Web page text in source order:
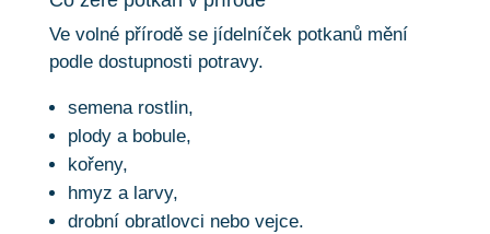
Ve volné přírodě se jídelníček potkanů mění
podle dostupnosti potravy.
semena rostlin,
plody a bobule,
kořeny,
hmyz a larvy,
drobní obratlovci nebo vejce.